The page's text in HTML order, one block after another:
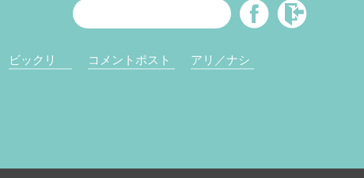
ビックリ コメントポスト アリ／ナシ